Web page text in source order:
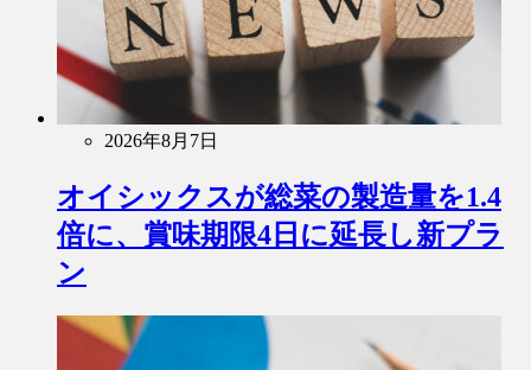
2026年8月7日
オイシックスが総菜の製造量を1.4
倍に、賞味期限4日に延長し新プラ
ン